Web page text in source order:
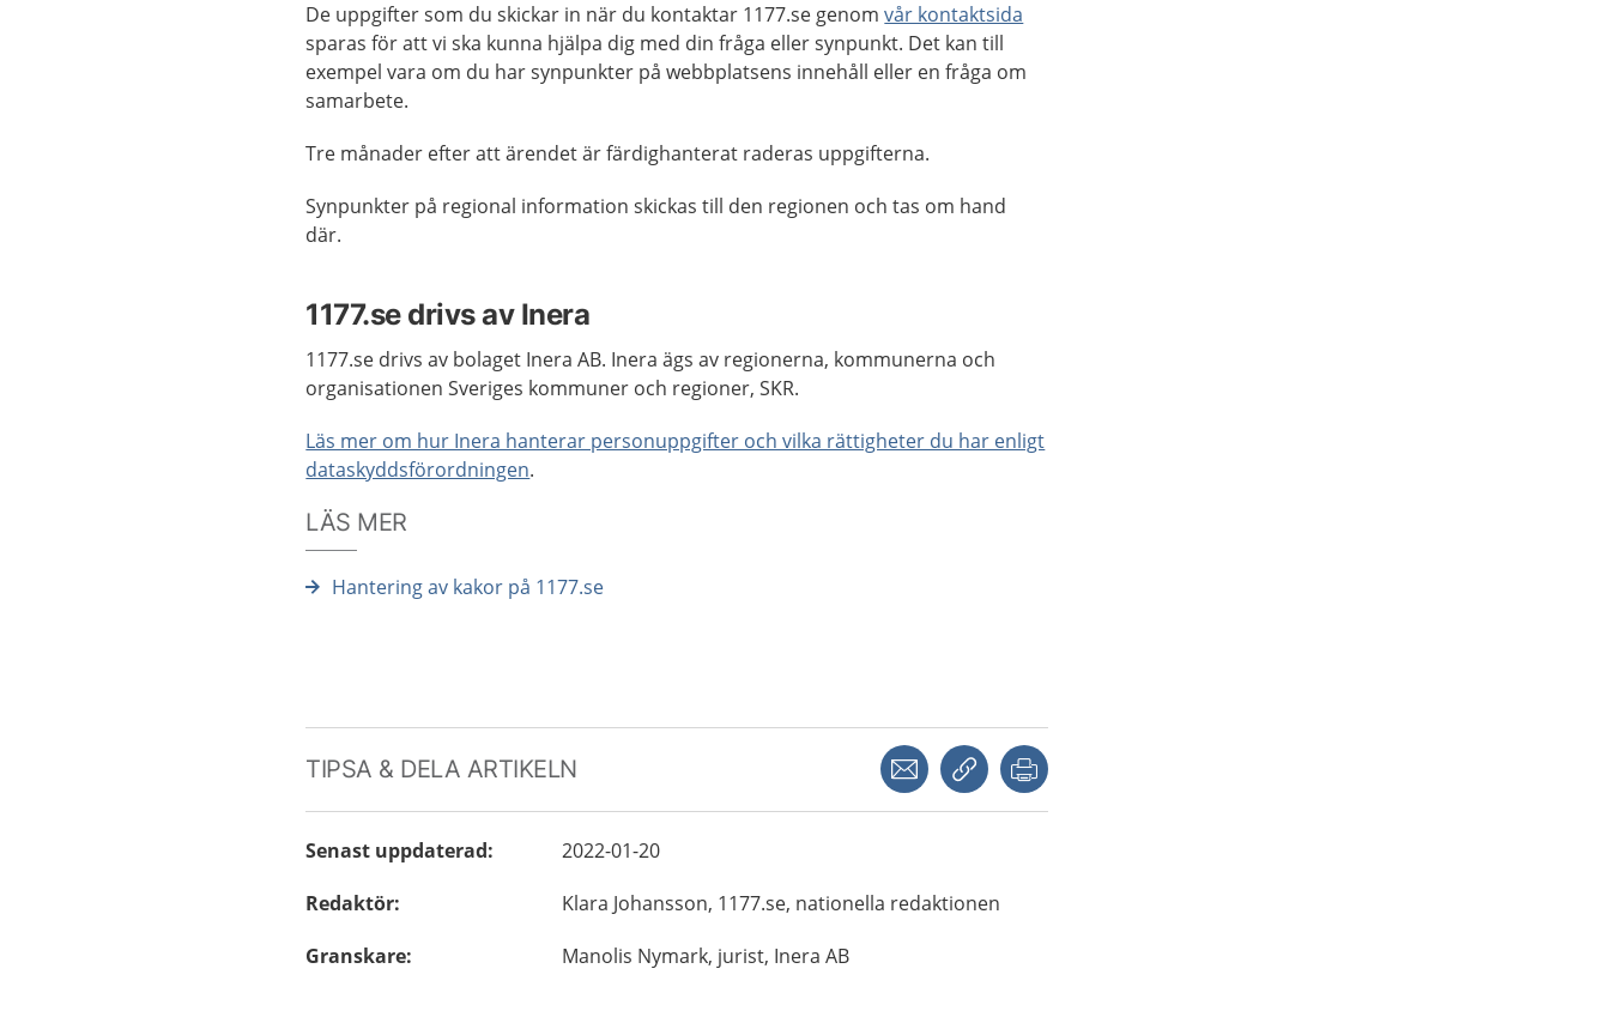
De uppgifter som du skickar in när du kontaktar 1177.se genomvår kontaktsida
sparas för att vi ska kunna hjälpa dig med din fråga eller synpunkt. Det kan till
exempel vara om du har synpunkter på webbplatsens innehåll eller en fråga om
samarbete.
Tre månader efter att ärendet är färdighanterat raderas uppgifterna.
Synpunkter på regional information skickas till den regionen och tas om hand
där.
1177.se drivs av Inera
1177.se drivs av bolaget Inera AB. Inera ägs av regionerna, kommunerna och
organisationen Sveriges kommuner och regioner, SKR.
Läs mer om hur Inera hanterar personuppgifter och vilka rättigheter du har enligt
dataskyddsförordningen.
LÄS MER
Hantering av kakor på 1177.se
TIPSA & DELA ARTIKELN Dela via mejlKopiera länk
Senast uppdaterad:
2022-01-20
Redaktör: Klara Johansson, 1177.se, nationella redaktionen
Granskare: Manolis Nymark, jurist, Inera AB